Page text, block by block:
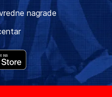
nagrade